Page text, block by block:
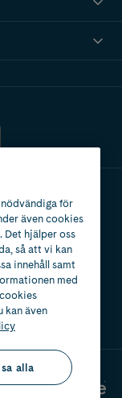
för
även cookies
hjälper oss
så att vi kan
innehåll samt
med
kan även
alla